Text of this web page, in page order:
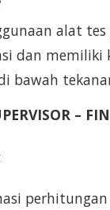
alat tes
dan
bawah
–